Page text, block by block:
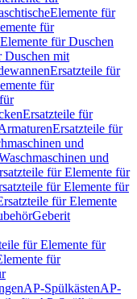
Elemente für
für
Elemente für Duschen
Duschen mit
Ersatzteile für
für
Ersatzteile für
Ersatzteile für
und
und
für Elemente für
für Elemente für
für Elemente
Geberit
für Elemente für
für
AP-SpülkästenAP-